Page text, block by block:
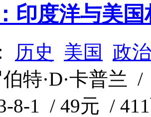
印度洋与美
历史 美国
政治
特·D·卡普兰
8-1 / 49元 /